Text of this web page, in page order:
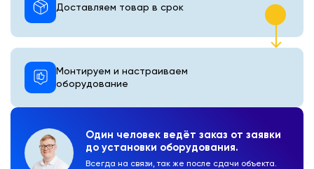
Один человек ведёт заказ от заявки
до установки оборудования.
Всегда на связи, так же после сдачи объекта.
Монтируем и настраиваем
оборудование
Доставляем товар в срок